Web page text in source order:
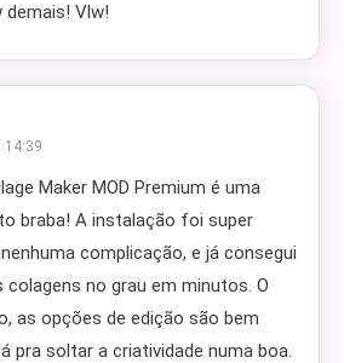
demais! Vlw!
14:39
Maker MOD Premium é uma
braba! A instalação foi super
complicação, e já consegui
colagens no grau em minutos. O
as opções de edição são bem
pra soltar a criatividade numa boa.